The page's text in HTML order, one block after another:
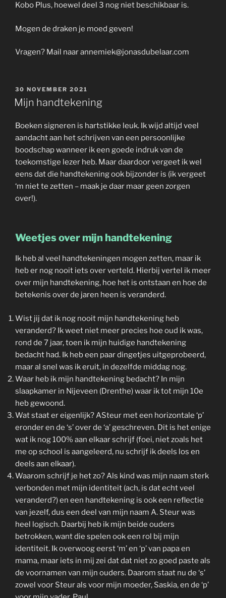
Kobo Plus, hoewel deel 3 nog niet beschikbaar is.
Mogen de draken je moed geven!
Vragen? Mail naarannemiek@jonasdubelaar.com
GEPLAATST
OP
30 NOVEMBER 2021
Mijn handtekening
Boeken signeren is hartstikke leuk. Ik wijd altijd veel
aandacht aan het schrijven van een persoonlijke
boodschap wanneer ik een goede indruk van de
toekomstige lezer heb. Maar daardoor vergeet ik wel
eens dat die handtekening ook bijzonder is (ik vergeet
‘m niet te zetten – maak je daar maar geen zorgen
over!).
Weetjes over mijn handtekening
Ik heb al veel handtekeningen mogen zetten, maar ik
heb er nog nooit iets over verteld. Hierbij vertel ik meer
over mijn handtekening, hoe het is ontstaan en hoe de
betekenis over de jaren heen is veranderd.
Wist jij dat ik nog nooit mijn handtekening heb
veranderd? Ik weet niet meer precies hoe oud ik was,
rond de 7 jaar, toen ik mijn huidige handtekening
bedacht had. Ik heb een paar dingetjes uitgeprobeerd,
maar al snel was ik eruit, in dezelfde middag nog.
Waar heb ik mijn handtekening bedacht? In mijn
slaapkamer in Nijeveen (Drenthe) waar ik tot mijn 10e
heb gewoond.
Wat staat er eigenlijk? ASteur met een horizontale ‘p’
eronder en de ‘s’ over de ‘a’ geschreven. Dit is het enige
wat ik nog 100% aan elkaar schrijf (foei, niet zoals het
me op school is aangeleerd, nu schrijf ik deels los en
deels aan elkaar).
Waarom schrijf je het zo? Als kind was mijn naam sterk
verbonden met mijn identiteit (ach, is dat echt veel
veranderd?) en een handtekening is ook een reflectie
van jezelf, dus een deel van mijn naam A. Steur was
heel logisch. Daarbij heb ik mijn beide ouders
betrokken, want die spelen ook een rol bij mijn
identiteit. Ik overwoog eerst ‘m’ en ‘p’ van papa en
mama, maar iets in mij zei dat dat niet zo goed paste als
de voornamen van mijn ouders. Daarom staat nu de ‘s’
zowel voor Steur als voor mijn moeder, Saskia, en de ‘p’